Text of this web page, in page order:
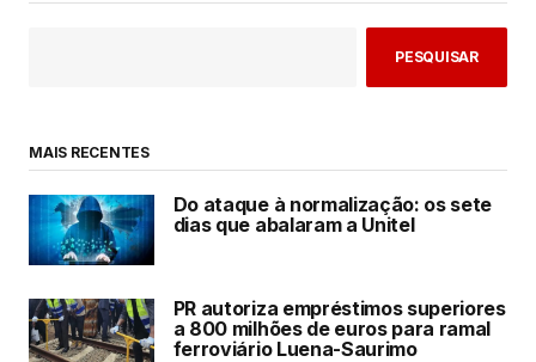
PESQUISAR
MAIS RECENTES
Do ataque à normalização: os sete
dias que abalaram a Unitel
PR autoriza empréstimos superiores
a 800 milhões de euros para ramal
ferroviário Luena-Saurimo